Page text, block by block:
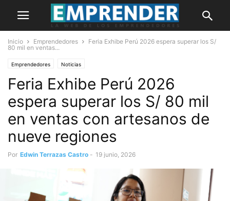
Inicio Emprendedores
Feria Exhibe Perú 2026 espera superar los S/
80 mil en ventas...
Emprendedores Noticias
Feria Exhibe Perú 2026
espera superar los S/ 80 mil
en ventas con artesanos de
nueve regiones
Por Edwin Terrazas Castro - 19 junio, 2026